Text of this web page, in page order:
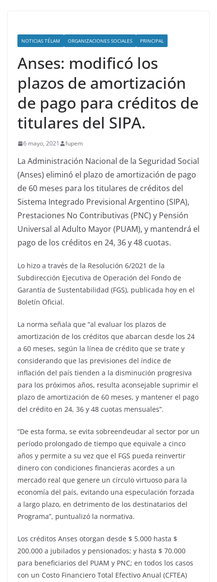
NOTICIAS TÉLAM ORGANIZACIONES SOCIALES PRINCIPAL
Anses: modificó los
plazos de amortización
de pago para créditos de
titulares del SIPA.
6 mayo, 2021 fupem
La Administración Nacional de la Seguridad Social
(Anses) eliminó el plazo de amortización de pago
de 60 meses para los titulares de créditos del
Sistema Integrado Previsional Argentino (SIPA),
Prestaciones No Contributivas (PNC) y Pensión
Universal al Adulto Mayor (PUAM), y mantendrá el
pago de los créditos en 24, 36 y 48 cuotas.
Lo hizo a través de la Resolución 6/2021 de la
Subdirección Ejecutiva de Operación del Fondo de
Garantía de Sustentabilidad (FGS), publicada hoy en el
Boletín Oficial.
La norma señala que “al evaluar los plazos de
amortización de los créditos que abarcan desde los 24
a 60 meses, según la línea de crédito que se trate y
considerando que las previsiones del índice de
inflación del país tienden a la disminución progresiva
para los próximos años, resulta aconsejable suprimir el
plazo de amortización de 60 meses, y mantener el pago
del crédito en 24, 36 y 48 cuotas mensuales”.
“De esta forma, se evita sobreendeudar al sector por un
período prolongado de tiempo que equivale a cinco
años y permite a su vez que el FGS pueda reinvertir
dinero con condiciones financieras acordes a un
mercado real que genere un círculo virtuoso para la
economía del país, evitando una especulación forzada
a largo plazo, en detrimento de los destinatarios del
Programa”, puntualizó la normativa.
Los créditos Anses otorgan desde $ 5.000 hasta $
200.000 a jubilados y pensionados; y hasta $ 70.000
para beneficiarios del PUAM y PNC; en todos los casos
con un Costo Financiero Total Efectivo Anual (CFTEA)